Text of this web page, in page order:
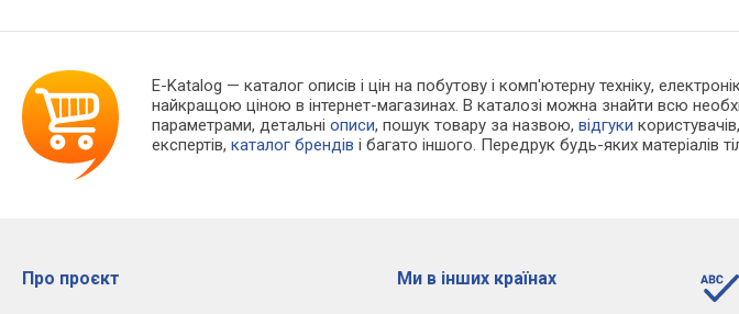
E-Katalog — каталог описів і цін на побутову і комп'ютерну техніку,
найкращою ціною в інтернет-магазинах. В каталозі можна знайти всю
параметрами, детальніописи, пошук товару за назвою,відгуки
експертів,каталог брендів і багато іншого. Передрук будь-яких матеріалів
Про проєкт Ми в інших країнах